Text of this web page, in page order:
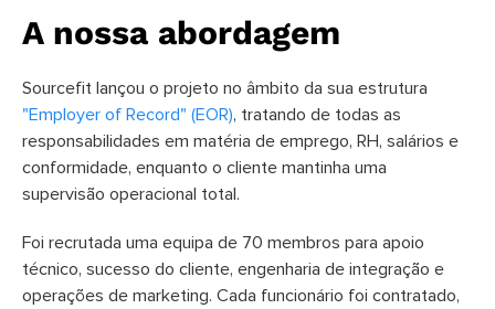
A nossa abordagem
Sourcefit lançou o projeto no âmbito da sua estrutura
"Employer of Record" (EOR), tratando de todas as
responsabilidades em matéria de emprego, RH, salários e
conformidade, enquanto o cliente mantinha uma
supervisão operacional total.
Foi recrutada uma equipa de 70 membros para apoio
técnico, sucesso do cliente, engenharia de integração e
operações de marketing. Cada funcionário foi contratado,